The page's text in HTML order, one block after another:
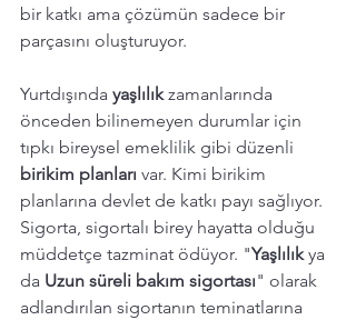
bir katkı ama çözümün sadece bir
parçasını oluşturuyor.
Yurtdışında yaşlılık zamanlarında
önceden bilinemeyen durumlar için
tıpkı bireysel emeklilik gibi düzenli
birikim planları var. Kimi birikim
planlarına devlet de katkı payı sağlıyor.
Sigorta, sigortalı birey hayatta olduğu
müddetçe tazminat ödüyor. "Yaşlılık ya
da Uzun süreli bakım sigortası" olarak
adlandırılan sigortanın teminatlarına